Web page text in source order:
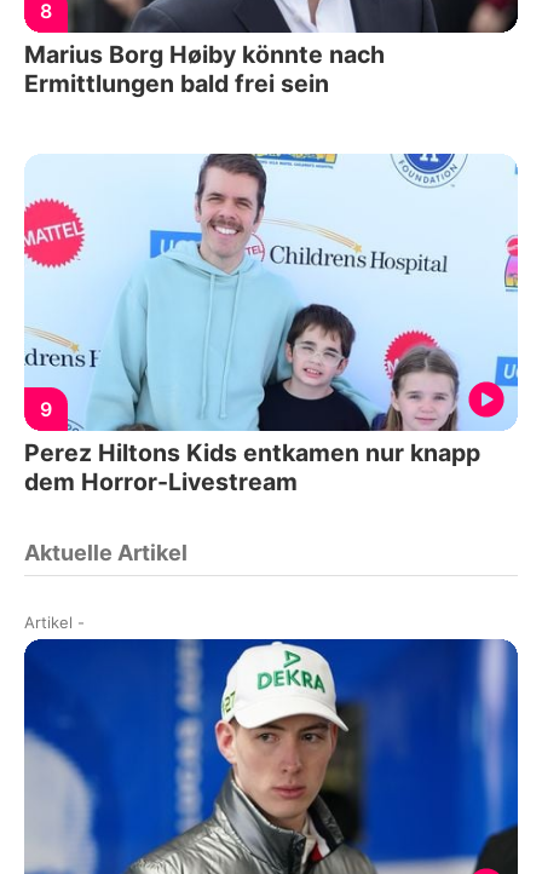
8
Marius Borg Høiby könnte nach
Ermittlungen bald frei sein
9
Perez Hiltons Kids entkamen nur knapp
dem Horror-Livestream
Aktuelle Artikel
Artikel -